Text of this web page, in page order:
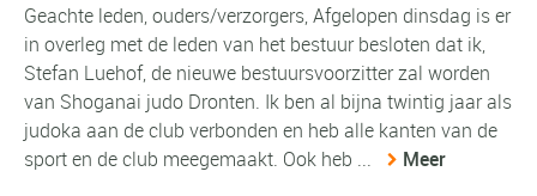
Geachte leden, ouders/verzorgers, Afgelopen dinsdag is er
in overleg met de leden van het bestuur besloten dat ik,
Stefan Luehof, de nieuwe bestuursvoorzitter zal worden
van Shoganai judo Dronten. Ik ben al bijna twintig jaar als
judoka aan de club verbonden en heb alle kanten van de
sport en de club meegemaakt. Ook heb ...
Meer